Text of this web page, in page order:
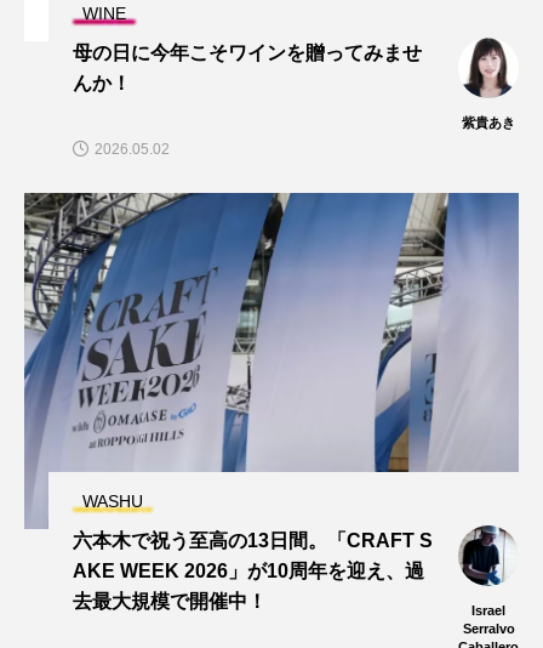
WINE
母の日に今年こそワインを贈ってみませ
んか！
紫貴あき
2026.05.02
WASHU
六本木で祝う至高の13日間。「CRAFT S
AKE WEEK 2026」が10周年を迎え、過
去最大規模で開催中！
Israel
Serralvo